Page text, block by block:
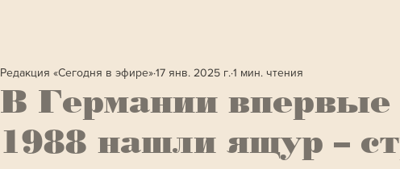
В Германии впервые
1988 нашли ящур –
Редакция «Сегодня в эфире»17 янв. 2025 г. 1 мин. чтения